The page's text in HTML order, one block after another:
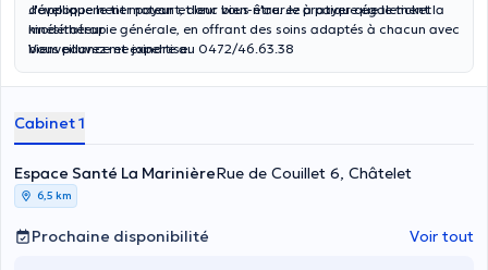
développement moteur et leur bien-être. Je pratique également la
kinésithérapie générale, en offrant des soins adaptés à chacun avec
bienveillance et expertise.
J'applique le tier payant, donc vous n'aurez à payer que le ticket
modérateur
Vous pouvez me joindre au 0472/46.63.38
Cabinet 1
Espace Santé La MarinièreRue de Couillet 6, Châtelet
6,5 km
Prochaine disponibilité Voir tout